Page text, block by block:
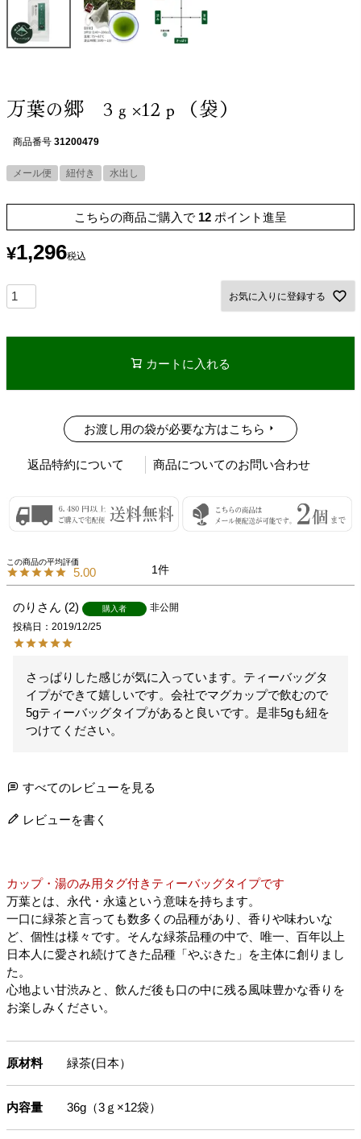
万葉の郷 3ｇ×12ｐ（袋）
商品番号 31200479
メール便 紐付き 水出し
こちらの商品ご購入で 12 ポイント進呈
¥1,296税込
お気に入りに登録する
カートに入れる
お渡し用の袋が必要な方はこちら
返品特約について 商品についてのお問い合わせ
5.00 1
のり 2 購入者
非公開
投稿日
2019/12/25
さっぱりした感じが気に入っています。ティーバッグタ
イプができて嬉しいです。会社でマグカップで飲むので
5gティーバッグタイプがあると良いです。是非5gも紐を
つけてください。
すべてのレビューを見る
レビューを書く
カップ・湯のみ用タグ付きティーバッグタイプです
万葉とは、永代・永遠という意味を持ちます。
一口に緑茶と言っても数多くの品種があり、香りや味わいな
ど、個性は様々です。そんな緑茶品種の中で、唯一、百年以上
日本人に愛され続けてきた品種「やぶきた」を主体に創りまし
た。
心地よい甘渋みと、飲んだ後も口の中に残る風味豊かな香りを
お楽しみください。
原材料 緑茶(日本）
内容量 36g（3ｇ×12袋）